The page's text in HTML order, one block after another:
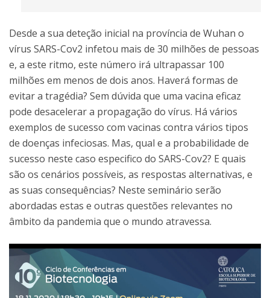
Desde a sua deteção inicial na província de Wuhan o
vírus SARS-Cov2 infetou mais de 30 milhões de pessoas
e, a este ritmo, este número irá ultrapassar 100
milhões em menos de dois anos. Haverá formas de
evitar a tragédia? Sem dúvida que uma vacina eficaz
pode desacelerar a propagação do vírus. Há vários
exemplos de sucesso com vacinas contra vários tipos
de doenças infeciosas. Mas, qual e a probabilidade de
sucesso neste caso especifico do SARS-Cov2? E quais
são os cenários possíveis, as respostas alternativas, e
as suas consequências? Neste seminário serão
abordadas estas e outras questões relevantes no
âmbito da pandemia que o mundo atravessa.